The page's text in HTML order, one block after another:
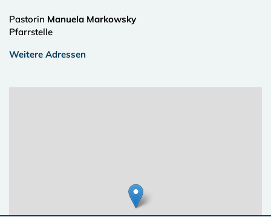
Pastorin Manuela Markowsky
Pfarrstelle
Weitere Adressen